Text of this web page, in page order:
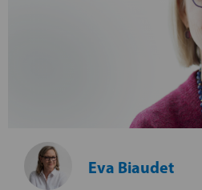
Eva Biaudet